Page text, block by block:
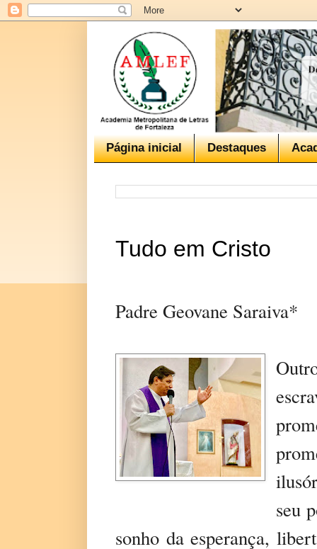
Página inicial Destaques
Tudo em Cristo
Padre Geovane Saraiva*
seu
sonho da esperança,